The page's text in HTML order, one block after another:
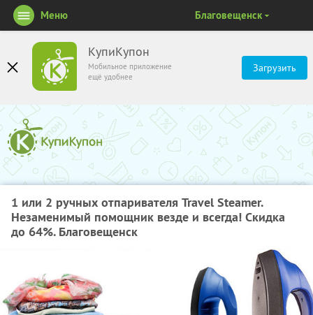
КупиКупон
Мобильное приложение
ещё удобнее
Загрузить
Меню Благовещенск
1 или 2 ручных отпаривателя Travel Steamer.
Незаменимый помощник везде и всегда! Скидка
до 64%. Благовещенск